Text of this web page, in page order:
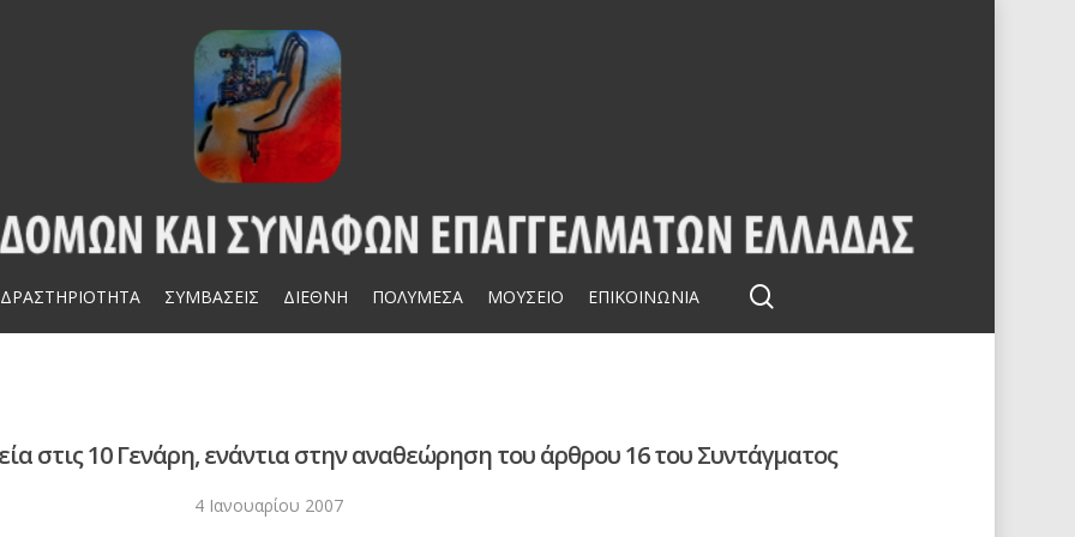
ΔΡΑΣΤΗΡΙΟΤΗΤΑ ΣΥΜΒΑΣΕΙΣ ΔΙΕΘΝΗ ΠΟΛΥΜΕΣΑ ΜΟΥΣΕΙΟ ΕΠΙΚΟΙΝΩΝΙΑ
στις 10 Γενάρη, ενάντια στην αναθεώρηση του άρθρου 16 του Συντάγματος
4 Ιανουαρίου 2007